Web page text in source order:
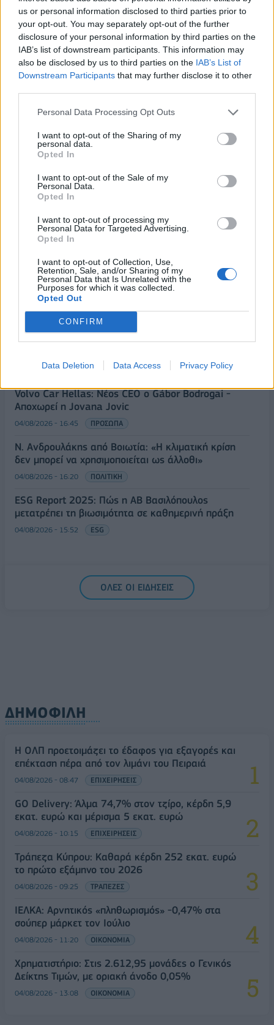
us or personal information disclosed to third parties prior to
your opt-out. You may separately opt-out of the further
disclosure of your personal information by third parties on the
IAB’s list of downstream participants. This information may
also be disclosed by us to third parties on the IAB’s List of
Downstream Participants that may further disclose it to other
Personal Data Processing Opt Outs
I want to opt-out of the Sharing of my
personal data.
Opted In
I want to opt-out of the Sale of my
Personal Data.
Opted In
I want to opt-out of processing my
Personal Data for Targeted Advertising.
Opted In
I want to opt-out of Collection, Use,
Retention, Sale, and/or Sharing of my
Personal Data that Is Unrelated with the
Purposes for which it was collected.
Opted Out
CONFIRM
Data Deletion Data Access Privacy Policy
Cenergy Holdings: Άνοδος 45% στα καθαρά κέρδη
του α΄ εξαμήνου, στα 138 εκατ. ευρώ
05/08/2026 - 08:19 ΕΠΙΧΕΙΡΗΣΕΙΣ
Παπουτσάνης: Καθαρά κέρδη 3,4 εκατ. ευρώ στο
04/08/2026 - 18:29 ΠΡΟΣΩΠΑ
Ρουμανία έως τις 19 Αυγούστου λόγω της
ενεργειακής κρίσης
ΜΕΤΕΟ: Το 42% των δασών της Αττικής κάηκε τα
τελευταία δέκα χρόνια
04/08/2026 - 17:42 ΕΛΛΑΔΑ
Η DOTSOFT ανανεώνει τη συνεργασία της με το
International IDEA για ακόμη τρία χρόνια
04/08/2026 - 17:24 ΕΠΙΧΕΙΡΗΣΕΙΣ
Στους 75 αυξήθηκε ο αριθμός των νεκρών στην
04/08/2026 - 17:06 ΚΟΣΜΟΣ
Volvo Car Hellas: Νέος CEO ο Gábor Bodrogai -
Αποχωρεί η Jovana Jovic
04/08/2026 - 16:45 ΠΡΟΣΩΠΑ
Ν. Ανδρουλάκης από Βοιωτία: «Η κλιματική κρίση
δεν μπορεί να χρησιμοποιείται ως άλλοθι»
04/08/2026 - 16:20 ΠΟΛΙΤΙΚΗ
ESG Report 2025: Πώς η ΑΒ Βασιλόπουλος
μετατρέπει τη βιωσιμότητα σε καθημερινή πράξη
04/08/2026 - 15:52 ESG
ΟΛΕΣ ΟΙ ΕΙΔΗΣΕΙΣ
ΔΗΜΟΦΙΛΗ
H ΟΛΠ προετοιμάζει το έδαφος για εξαγορές και
επέκταση πέρα από τον λιμάνι του Πειραιά
04/08/2026 - 08:47 ΕΠΙΧΕΙΡΗΣΕΙΣ
GO Delivery: Άλμα 74,7% στον τζίρο, κέρδη 5,9
εκατ. ευρώ και μέρισμα 5 εκατ. ευρώ
04/08/2026 - 10:15 ΕΠΙΧΕΙΡΗΣΕΙΣ
Τράπεζα Κύπρου: Καθαρά κέρδη 252 εκατ. ευρώ
το πρώτο εξάμηνο του 2026
04/08/2026 - 09:25 ΤΡΑΠΕΖΕΣ
ΙΕΛΚΑ: Αρνητικός «πληθωρισμός» -0,47% στα
σούπερ μάρκετ τον Ιούλιο
04/08/2026 - 11:20 ΟΙΚΟΝΟΜΙΑ
Χρηματιστήριο: Στις 2.612,95 μονάδες ο Γενικός
Δείκτης Τιμών, με οριακή άνοδο 0,05%
04/08/2026 - 13:08 ΟΙΚΟΝΟΜΙΑ